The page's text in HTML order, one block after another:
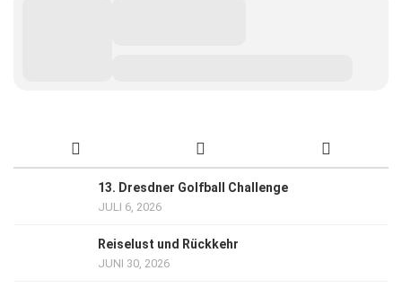
13. Dresdner Golfball Challenge
JULI 6, 2026
Reiselust und Rückkehr
JUNI 30, 2026